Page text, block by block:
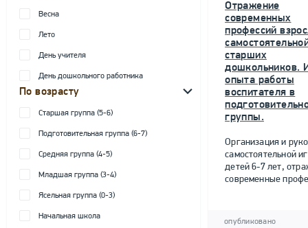
Весна
Лето
День учителя
День дошкольного работника
По возрасту
Старшая группа (5-6)
Подготовительная группа (6-7)
Средняя группа (4-5)
Младшая группа (3-4)
Ясельная группа (0-3)
Начальная школа
Отражение
современных
профессий
старших
дошкольников.
опыта работы
воспитателя в
группы.
Организация и
самостоятельной
детей 6-7 лет,
современные
опубликовано